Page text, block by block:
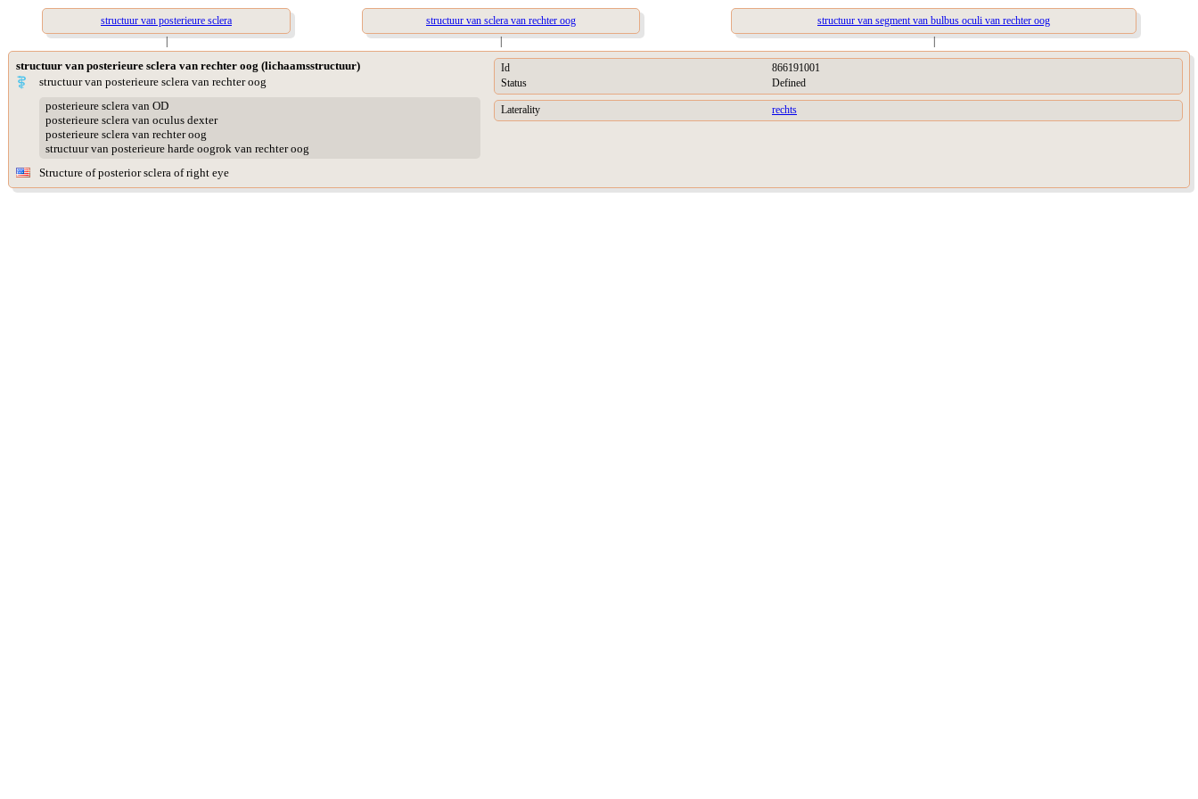
structuur van posterieure sclera structuur van sclera van rechter oog
structuur van segment van bulbus oculi van rechter oog
|
| |
structuur van posterieure sclera van rechter oog (lichaamsstructuur)
structuur van posterieure sclera van rechter oog
posterieure sclera van OD
posterieure sclera van oculus dexter
posterieure sclera van rechter oog
structuur van posterieure harde oogrok van rechter oog
Structure of posterior sclera of right eye
Id
866191001
Status
Defined
Laterality rechts